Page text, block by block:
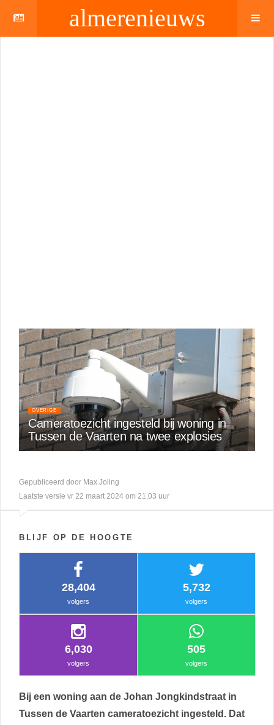
almerenieuws
OVERIGE
Cameratoezicht ingesteld bij woning in
Tussen de Vaarten na twee explosies
Gepubliceerd door Max Joling
Laatste versie vr 22 maart 2024 om 21.03 uur
BLIJF OP DE HOOGTE
28,404
volgers
5,732
volgers
6,030
volgers
505
volgers
Bij een woning aan de Johan Jongkindstraat in
Tussen de Vaarten cameratoezicht ingesteld. Dat